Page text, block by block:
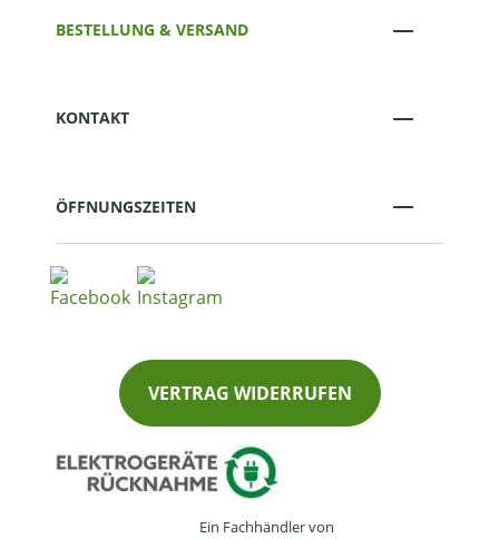
BESTELLUNG & VERSAND
KONTAKT
ÖFFNUNGSZEITEN
VERTRAG WIDERRUFEN
Ein Fachhändler von